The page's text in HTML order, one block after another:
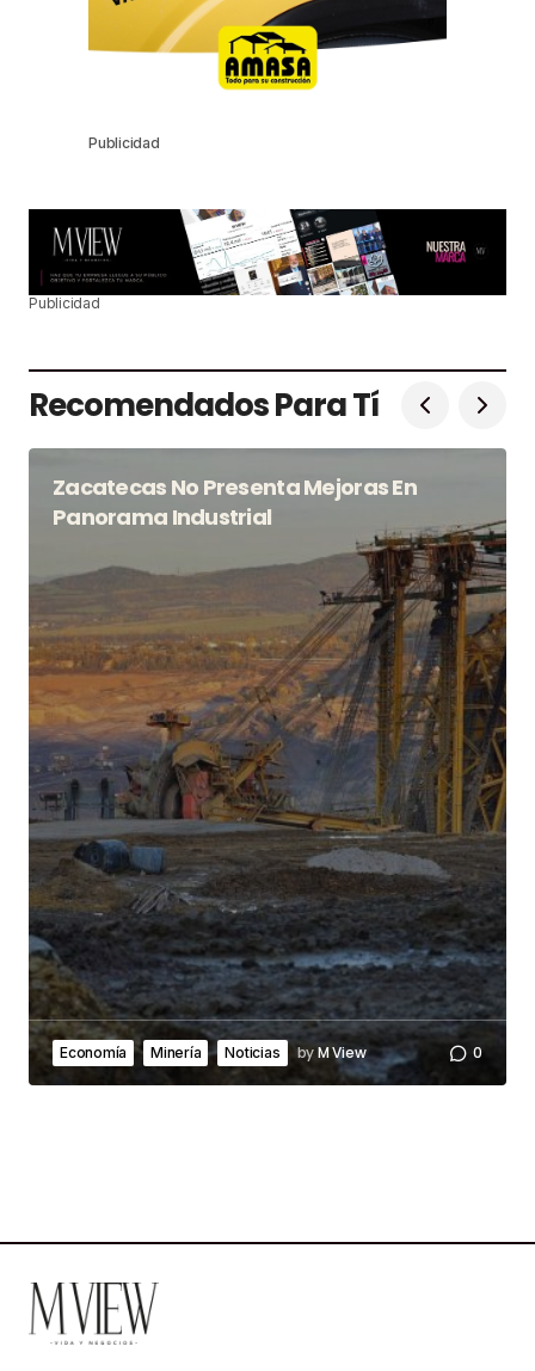
Publicidad
Publicidad
Recomendados Para Tí
Zacatecas No Presenta Mejoras En
Panorama Industrial
Economía Minería Noticias byM View 0